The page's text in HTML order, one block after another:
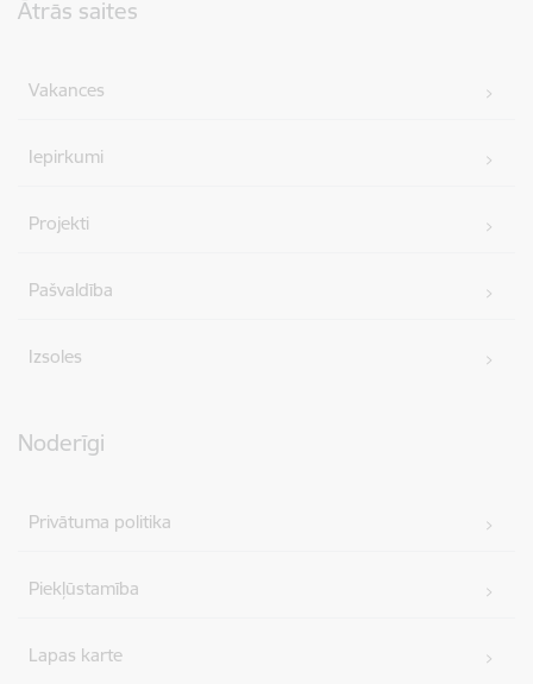
Ātrās saites
Vakances
Iepirkumi
Projekti
Pašvaldība
Izsoles
Noderīgi
Privātuma politika
Piekļūstamība
Lapas karte